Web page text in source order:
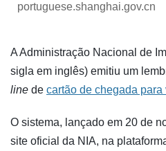
portuguese.shanghai.gov.cn
A Administração Nacional de
sigla em inglês) emitiu um
line de cartão de chegada
O sistema, lançado em 20 de
site oficial da NIA, na